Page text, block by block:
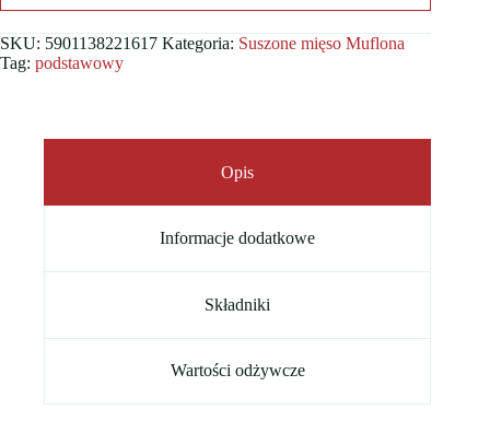
SKU: 5901138221617 Kategoria: Suszone mięso Muflona
Tag: podstawowy
Opis
Informacje dodatkowe
Składniki
Wartości odżywcze